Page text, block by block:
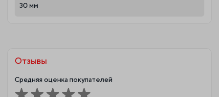
30 мм
Отзывы
Средняя оценка покупателей